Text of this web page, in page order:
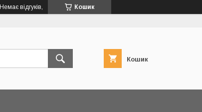
Кошик
Немає відгуків,
Кошик